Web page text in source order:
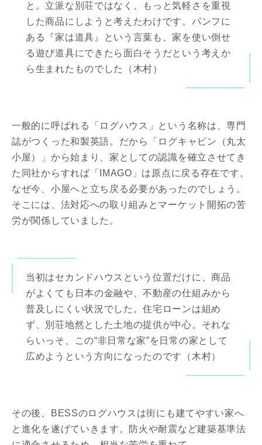
と。立派な別荘ではなく、もっと気軽さを重視
した商品にしようと考えたわけです。パンフに
ある『家は道具』という言葉も、家を使い倒せ
る遊び道具にできたら面白そうだという考えか
ら生まれたものでした（木村）
一般的に呼ばれる「ログハウス」という名称は、専門
誌がつくった和製英語。だから「ログキャビン（丸太
小屋）」から始まり、家としての認識を確立させてき
た同社からすれば「IMAGO」は原点に戻る存在です。
なぜ今、小屋へと立ち戻る必要があったのでしょう。
そこには、法対応への取り組みとマーケット開拓の苦
労が関係していました。
当初はセカンドハウスという位置だけに、商品
がよくても日本の金融や、不動産の仕組みから
普及しにくい状況でした。住宅ローンは組め
ず、別荘地然とした土地の提供が中心。それな
らいっそ、この“非日常な家”を日常の家として
広めようという方向になったのです（木村）
その後、BESSのログハウスは街にも建てやすい家へ
と進化を遂げていきます。防火や耐震など建築基準法